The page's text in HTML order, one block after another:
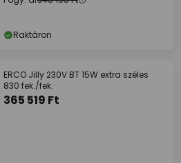
Raktáron
ERCO Jilly 230V BT 15W extra széles
830 fek./fek.
365 519 Ft